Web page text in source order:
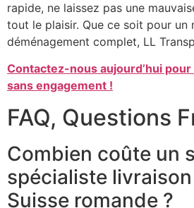
rapide, ne laissez pas une
tout le plaisir. Que ce soit pour un
déménagement complet, LL
Contactez-nous aujourd’hui
sans engagement !
FAQ, Questions
Combien coûte un
spécialiste livraison
Suisse romande ?